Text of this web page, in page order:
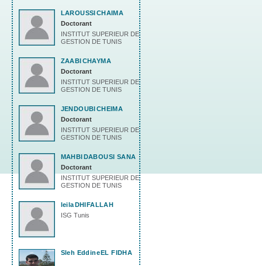
LAROUSSICHAIMA
Doctorant
INSTITUT SUPERIEUR DE
GESTION DE TUNIS
ZAABICHAYMA
Doctorant
INSTITUT SUPERIEUR DE
GESTION DE TUNIS
JENDOUBICHEIMA
Doctorant
INSTITUT SUPERIEUR DE
GESTION DE TUNIS
MAHBIDABOUSI SANA
Doctorant
INSTITUT SUPERIEUR DE
GESTION DE TUNIS
leilaDHIFALLAH
ISG Tunis
Sleh EddineEL FIDHA